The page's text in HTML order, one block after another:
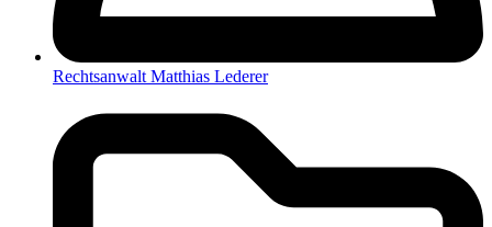
Rechtsanwalt Matthias Lederer